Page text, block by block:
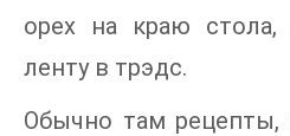
орех на краю
ленту в трэдс.
Обычно там рецепты,